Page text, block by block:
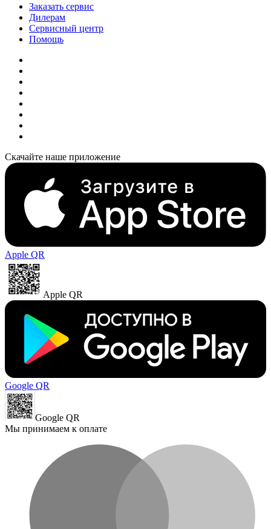
Заказать сервис
Дилерам
Сервисный центр
Помощь
Скачайте наше приложение
Apple QR
Apple QR
Google QR
Google QR
Мы принимаем к оплате